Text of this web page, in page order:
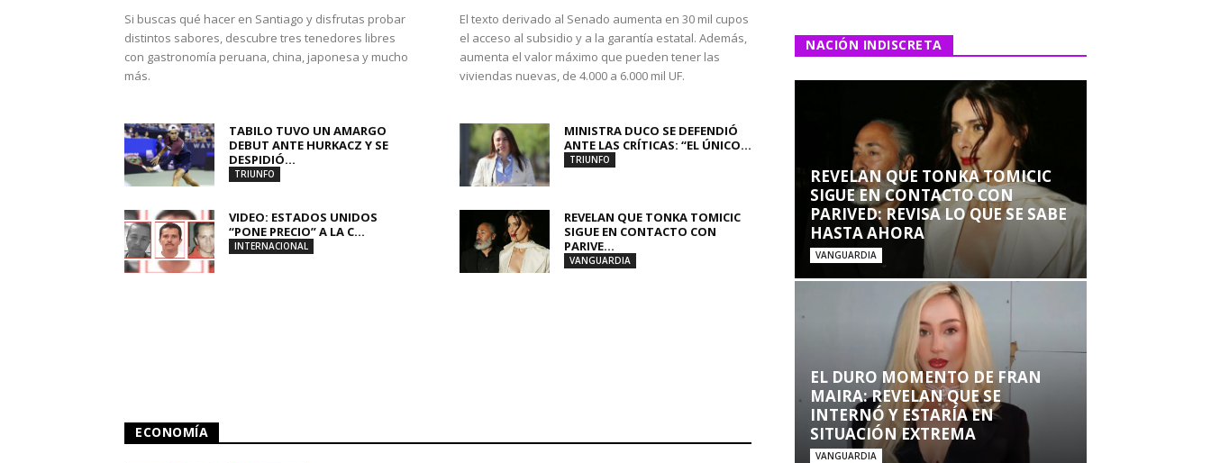
Si buscas qué hacer en Santiago y disfrutas probar
distintos sabores, descubre tres tenedores libres
con gastronomía peruana, china, japonesa y mucho
más.
El texto derivado al Senado aumenta en 30 mil cupos
el acceso al subsidio y a la garantía estatal. Además,
aumenta el valor máximo que pueden tener las
viviendas nuevas, de 4.000 a 6.000 mil UF.
TABILO TUVO UN AMARGO
DEBUT ANTE HURKACZ Y SE
DESPIDIÓ...
TRIUNFO
MINISTRA DUCO SE DEFENDIÓ
ANTE LAS CRÍTICAS: “EL ÚNICO...
TRIUNFO
VIDEO: ESTADOS UNIDOS
“PONE PRECIO” A LA C...
INTERNACIONAL
REVELAN QUE TONKA TOMICIC
SIGUE EN CONTACTO CON
PARIVE...
VANGUARDIA
ECONOMÍA
NACIÓN INDISCRETA
REVELAN QUE TONKA TOMICIC
SIGUE EN CONTACTO CON
PARIVED: REVISA LO QUE SE SABE
HASTA AHORA
VANGUARDIA
EL DURO MOMENTO DE FRAN
MAIRA: REVELAN QUE SE
INTERNÓ Y ESTARÍA EN
SITUACIÓN EXTREMA
VANGUARDIA